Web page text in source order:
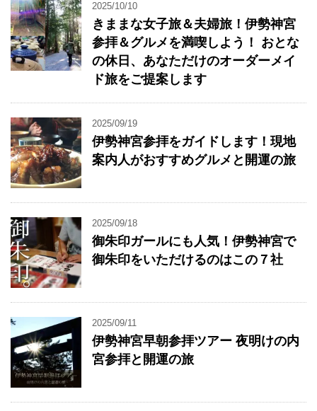
2025/10/10
きままな女子旅＆夫婦旅！伊勢神宮
参拝＆グルメを満喫しよう！ おとな
の休日、あなただけのオーダーメイ
ド旅をご提案します
2025/09/19
伊勢神宮参拝をガイドします！現地
案内人がおすすめグルメと開運の旅
2025/09/18
御朱印ガールにも人気！伊勢神宮で
御朱印をいただけるのはこの７社
2025/09/11
伊勢神宮早朝参拝ツアー 夜明けの内
宮参拝と開運の旅